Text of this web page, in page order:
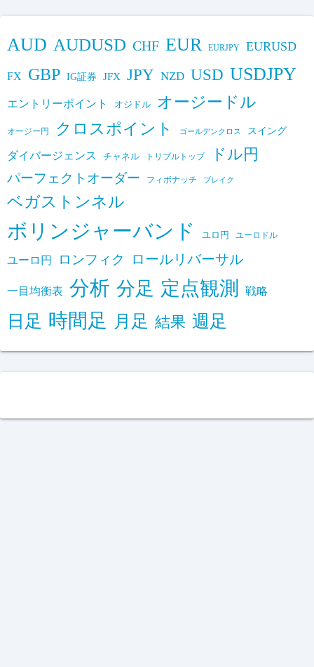
AUD AUDUSD CHF EUR EURJPY EURUSD
FX GBP IG証券 JFX JPY NZD USD USDJPY
エントリーポイント オジドル オージードル
オージー円 クロスポイント ゴールデンクロス スイング
ダイバージェンス チャネル トリプルトップ ドル円
パーフェクトオーダー フィボナッチ ブレイク
ベガストンネル
ボリンジャーバンド ユロ円 ユーロドル
ユーロ円 ロンフィク ロールリバーサル
一目均衡表 分析 分足 定点観測 戦略
日足 時間足 月足 結果 週足